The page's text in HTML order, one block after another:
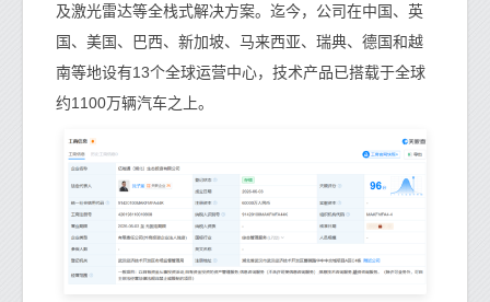
及激光雷达等全栈式解决方案。迄今，公司在中国、英
国、美国、巴西、新加坡、马来西亚、瑞典、德国和越
南等地设有13个全球运营中心，技术产品已搭载于全球
约1100万辆汽车之上。